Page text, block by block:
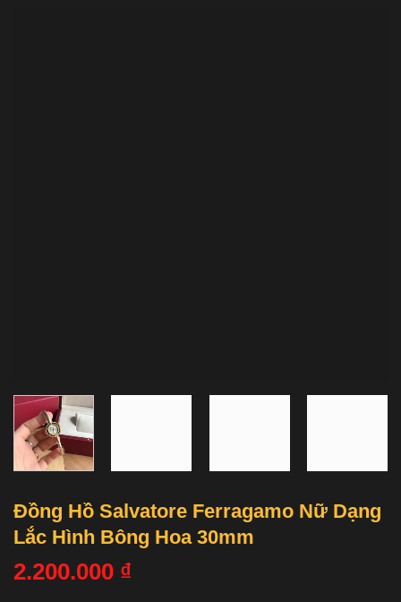
Đồng Hồ Salvatore Ferragamo Nữ Dạng
Lắc Hình Bông Hoa 30mm
2.200.000 ₫